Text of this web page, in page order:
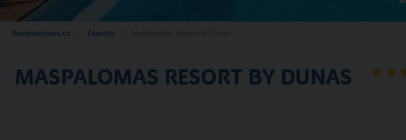
Rainbowtours.cz Zájezdy
MASPALOMAS RESORT BY DUNAS